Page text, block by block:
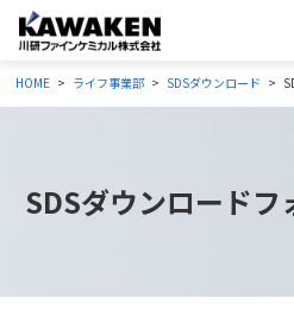
HOME ライフ事業部 SDSダウンロード
SDSダウンロードフ